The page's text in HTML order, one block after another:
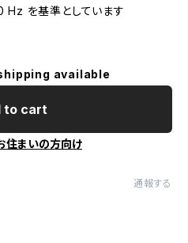
を基準としています
available
to cart
住まいの方向け
通報する